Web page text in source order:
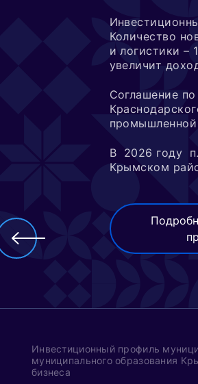
Количество
и логистики –
увеличит
Соглашение
промышленной
В 2026 году
Крымском
Инвестиционный профиль
муниципального образования
бизнеса